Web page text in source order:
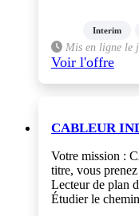
Interim
Mis en ligne le
Voir l'offre
CABLEUR
Votre mission :
titre, vous
Lecteur de plan
Étudier le